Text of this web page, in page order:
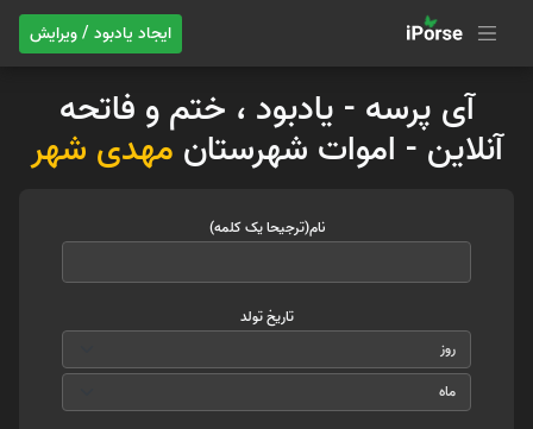
ایجاد یادبود / ویرایش
آی پرسه - یادبود ، ختم و فاتحه
آنلاین - اموات شهرستانمهدی شهر
نام(ترجیحا یک کلمه)
تاریخ تولد